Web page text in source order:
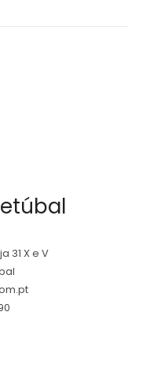
31 X e V